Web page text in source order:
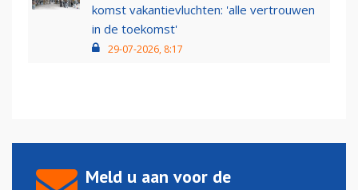
komst vakantievluchten: 'alle vertrouwen
in de toekomst'
29-07-2026, 8:17
Meld u aan voor de